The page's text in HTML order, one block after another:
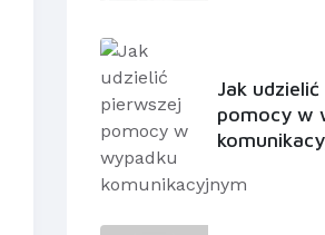
Jak
pomocy w